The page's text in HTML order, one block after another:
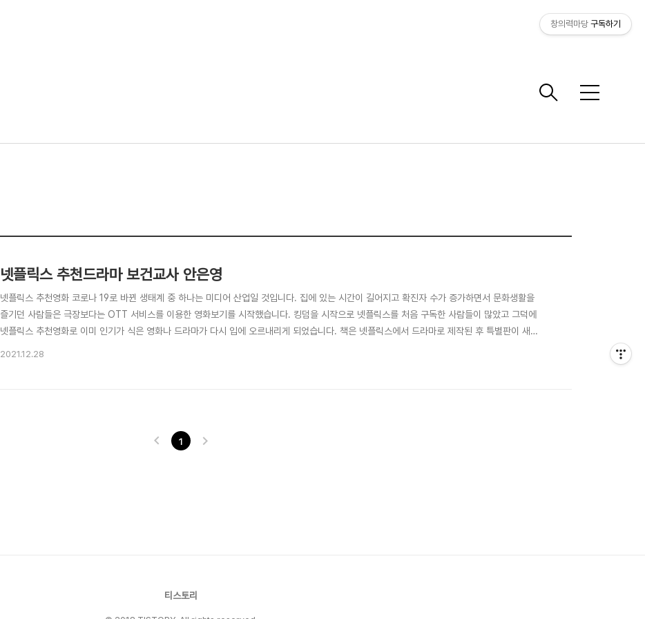
메
넷플릭스 추천드라마 보건교사 안은영
넷플릭스 추천영화 코로나 19로 바뀐 생태계 중 하나는 미디어 산업일 것입니다. 집에 있는 시간이 길어지고 확진자 수가 증가하면서 문화생활을
즐기던 사람들은 극장보다는 OTT 서비스를 이용한 영화보기를 시작했습니다. 킹덤을 시작으로 넷플릭스를 처음 구독한 사람들이 많았고 그덕에
넷플릭스 추천영화로 이미 인기가 식은 영화나 드라마가 다시 입에 오르내리게 되었습니다. 책은 넷플릭스에서 드라마로 제작된 후 특별판이 새로
2021.12.28
1
티스토리
창의력마당 구독하기